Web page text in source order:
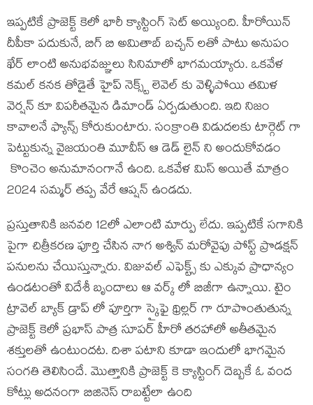
ఇప్పటికే ప్రాజెక్ట్ కెలో భారీ క్యాస్టింగ్ సెట్ అయ్యింది. హీరోయిన్
దీపీకా పదుకునే, బిగ్ బి అమితాబ్ బచ్చన్ లతో పాటు అనుపం
ఖేర్ లాంటి అనుభవజ్ఞులు సినిమాలో భాగమయ్యారు. ఒకవేళ
కమల్ కనక తోడైతే హైప్ నెక్స్ట్ లెవెల్ కు వెళ్ళిపోయి తమిళ
వెర్షన్ కూ విపరీతమైన డిమాండ్ ఏర్పడుతుంది. ఇది నిజం
కావాలనే ఫ్యాన్స్ కోరుకుంటారు. సంక్రాంతి విడుదలకు టార్గెట్ గా
పెట్టుకున్న వైజయంతి మూవీస్ ఆ డెడ్ లైన్ ని అందుకోవడం
కొంచెం అనుమానంగానే ఉంది. ఒకవేళ మిస్ అయితే మాత్రం
2024 సమ్మర్ తప్ప వేరే ఆప్షన్ ఉండదు.
ప్రస్తుతానికి జనవరి 12లో ఎలాంటి మార్పు లేదు. ఇప్పటికే సగానికి
పైగా చిత్రీకరణ పూర్తి చేసిన నాగ అశ్విన్ మరోవైపు పోస్ట్ ప్రొడక్షన్
పనులను చేయిస్తున్నారు. విజువల్ ఎఫెక్ట్స్ కు ఎక్కువ ప్రాధాన్యం
ఉండటంతో విదేశీ బృందాలు ఆ వర్క్ లో బిజీగా ఉన్నాయి. టైం
ట్రావెల్ బ్యాక్ డ్రాప్ లో పూర్తిగా స్కైఫై థ్రిల్లర్ గా రూపొంతుతున్న
ప్రాజెక్ట్ కెలో ప్రభాస్ పాత్ర సూపర్ హీరో తరహాలో అతీతమైన
శక్తులతో ఉంటుందట. దిశా పటాని కూడా ఇందులో భాగమైన
సంగతి తెలిసిందే. మొత్తానికి ప్రాజెక్ట్ కె క్యాస్టింగ్ దెబ్బకే ఓ వంద
కోట్లు అదనంగా బిజినెస్ రాబట్టేలా ఉంది